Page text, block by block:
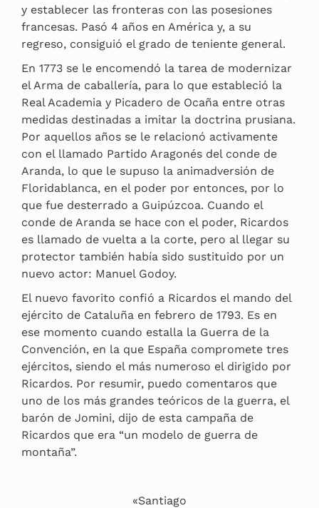
y establecer las fronteras con las posesiones
francesas. Pasó 4 años en América y, a su
regreso, consiguió el grado de teniente general.
En 1773 se le encomendó la tarea de modernizar
el Arma de caballería, para lo que estableció la
Real Academia y Picadero de Ocaña entre otras
medidas destinadas a imitar la doctrina prusiana.
Por aquellos años se le relacionó activamente
con el llamado Partido Aragonés del conde de
Aranda, lo que le supuso la animadversión de
Floridablanca, en el poder por entonces, por lo
que fue desterrado a Guipúzcoa. Cuando el
conde de Aranda se hace con el poder, Ricardos
es llamado de vuelta a la corte, pero al llegar su
protector también había sido sustituido por un
nuevo actor: Manuel Godoy.
El nuevo favorito confió a Ricardos el mando del
ejército de Cataluña en febrero de 1793. Es en
ese momento cuando estalla la Guerra de la
Convención, en la que España compromete tres
ejércitos, siendo el más numeroso el dirigido por
Ricardos. Por resumir, puedo comentaros que
uno de los más grandes teóricos de la guerra, el
barón de Jomini, dijo de esta campaña de
Ricardos que era “un modelo de guerra de
montaña”.
«Santiago